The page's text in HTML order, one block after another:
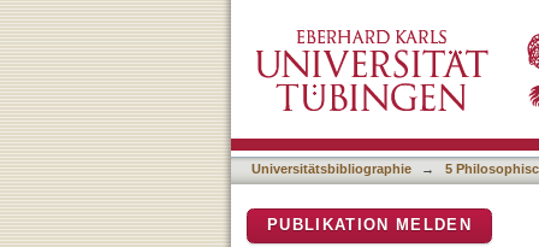
Universitätsbibliographie → 5
PUBLIKATION MELDEN